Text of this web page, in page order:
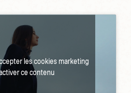
les cookies marketing
ce contenu